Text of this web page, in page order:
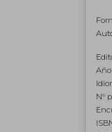
Año
N°